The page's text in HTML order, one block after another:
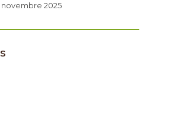
novembre 2025